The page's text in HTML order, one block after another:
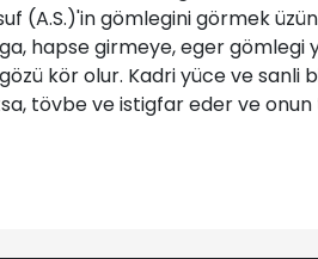
(A.S.)'in gömlegini görmek
hapse girmeye, eger gömlegi
kör olur. Kadri yüce ve sanli
tövbe ve istigfar eder ve